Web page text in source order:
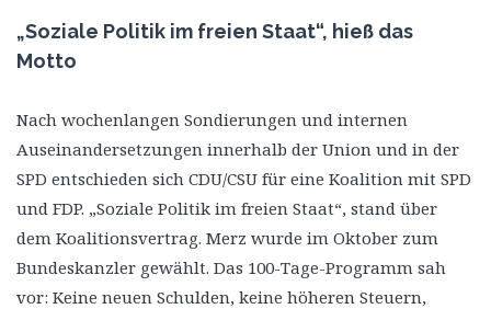
„Soziale Politik im freien Staat“, hieß das
Motto
Nach wochenlangen Sondierungen und internen
Auseinandersetzungen innerhalb der Union und in der
SPD entschieden sich CDU/CSU für eine Koalition mit SPD
und FDP. „Soziale Politik im freien Staat“, stand über
dem Koalitionsvertrag. Merz wurde im Oktober zum
Bundeskanzler gewählt. Das 100-Tage-Programm sah
vor: Keine neuen Schulden, keine höheren Steuern,